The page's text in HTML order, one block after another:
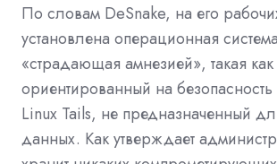
По словам DeSnake, на его
установлена ​​операционная
«страдающая амнезией», такая как
ориентированный на безопасность
Linux Tails, не предназначенный
данных. Как утверждает